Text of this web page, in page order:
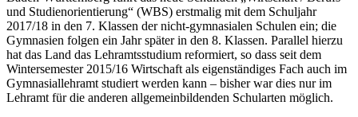
und Studienorientierung“ (WBS) erstmalig mit dem Schuljahr
2017/18 in den 7. Klassen der nicht-gymnasialen Schulen ein; die
Gymnasien folgen ein Jahr später in den 8. Klassen. Parallel hierzu
hat das Land das Lehramtsstudium reformiert, so dass seit dem
Wintersemester 2015/16 Wirtschaft als eigenständiges Fach auch im
Gymnasiallehramt studiert werden kann – bisher war dies nur im
Lehramt für die anderen allgemeinbildenden Schularten möglich.